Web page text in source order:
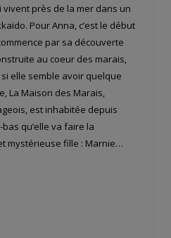
près de la mer dans un
Pour Anna, c’est le début
par sa découverte
au coeur des marais,
elle semble avoir quelque
La Maison des Marais,
est inhabitée depuis
bas qu’elle va faire la
mystérieuse fille : Marnie…